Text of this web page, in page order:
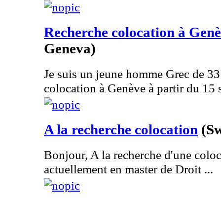
Recherche colocation à
Geneva)
Je suis un jeune homme Grec de
colocation à Genève à partir du 15
A la recherche colocation
Bonjour, A la recherche d'une
actuellement en master de Droit ...